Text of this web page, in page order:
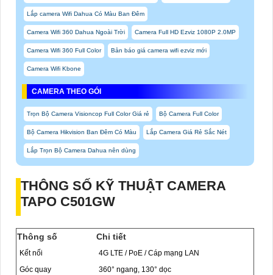
Lắp camera Wifi Dahua Có Màu Ban Đêm
Camera Wifi 360 Dahua Ngoài Trời Camera Full HD Ezviz 1080P 2.0MP
Camera Wifi 360 Full Color Bản báo giá camera wifi ezviz mới
Camera Wifi Kbone
CAMERA THEO GÓI
Trọn Bộ Camera Visioncop Full Color Giá rẻ Bộ Camera Full Color
Bộ Camera Hikvision Ban Đêm Có Màu Lắp Camera Giá Rẻ Sắc Nét
Lắp Trọn Bộ Camera Dahua nên dùng
THÔNG SỐ KỸ THUẬT CAMERA
TAPO C501GW
Thông số Chi tiết
Kết nối
4G LTE / PoE / Cáp mạng LAN
Góc quay
360° ngang, 130° dọc